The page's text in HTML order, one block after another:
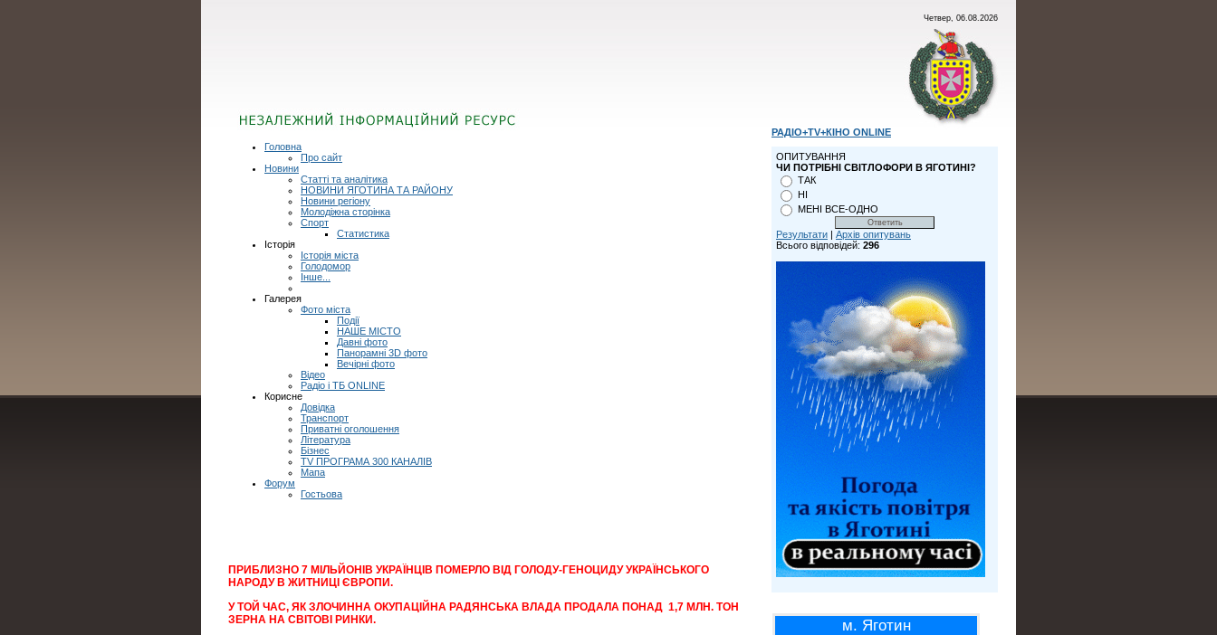
Четвер, 06.08.2026
Головна
Про сайт
Новини
Статті та аналітика
НОВИНИ ЯГОТИНА ТА РАЙОНУ
Новини регіону
Молодіжна сторінка
Спорт
Статистика
Історія
Історія міста
Голодомор
Інше...
Галерея
Фото міста
Події
НАШЕ МІСТО
Давні фото
Панорамні 3D фото
Вечірні фото
Відео
Радіо і ТБ ONLINE
Корисне
Довідка
Транспорт
Приватні оголошення
Література
Бізнес
TV ПРОГРАМА 300 КАНАЛІВ
Мапа
Форум
Гостьова
ПРИБЛИЗНО 7 МІЛЬЙОНІВ УКРАЇНЦІВ ПОМЕРЛО ВІД ГОЛОДУ-ГЕНОЦИДУ УКРАЇНСЬКОГО
НАРОДУ В ЖИТНИЦІ ЄВРОПИ.
У ТОЙ ЧАС, ЯК ЗЛОЧИННА ОКУПАЦІЙНА РАДЯНСЬКА ВЛАДА ПРОДАЛА ПОНАД 1,7 МЛН. ТОН
ЗЕРНА НА СВІТОВІ РИНКИ.
РАДІО+TV+КІНО ONLINE
ОПИТУВАННЯ
ЧИ ПОТРІБНІ СВІТЛОФОРИ В ЯГОТИНІ?
ТАК
НІ
МЕНІ ВСЕ-ОДНО
Результати | Архів опитувань
Всього відповідей: 296
м. Яготин